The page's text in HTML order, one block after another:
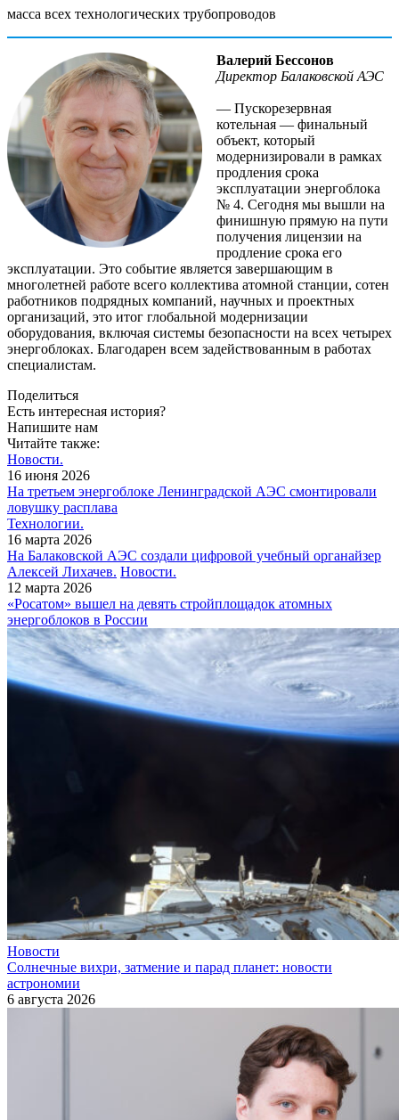
масса всех технологических трубопроводов
Валерий Бессонов
Директор Балаковской АЭС
— Пускорезервная
котельная — финальный
объект, который
модернизировали в рамках
продления срока
эксплуатации энергоблока
№ 4. Сегодня мы вышли на
финишную прямую на пути
получения лицензии на
продление срока его
эксплуатации. Это событие является завершающим в
многолетней работе всего коллектива атомной станции, сотен
работников подрядных компаний, научных и проектных
организаций, это итог глобальной модернизации
оборудования, включая системы безопасности на всех четырех
энергоблоках. Благодарен всем задействованным в работах
специалистам.
Поделиться
Есть интересная история?
Напишите нам
Читайте также:
Новости.
16 июня 2026
На третьем энергоблоке Ленинградской АЭС смонтировали
ловушку расплава
Технологии.
16 марта 2026
На Балаковской АЭС создали цифровой учебный органайзер
Алексей Лихачев. Новости.
12 марта 2026
«Росатом» вышел на девять стройплощадок атомных
энергоблоков в России
Новости
Солнечные вихри, затмение и парад планет: новости
астрономии
6 августа 2026